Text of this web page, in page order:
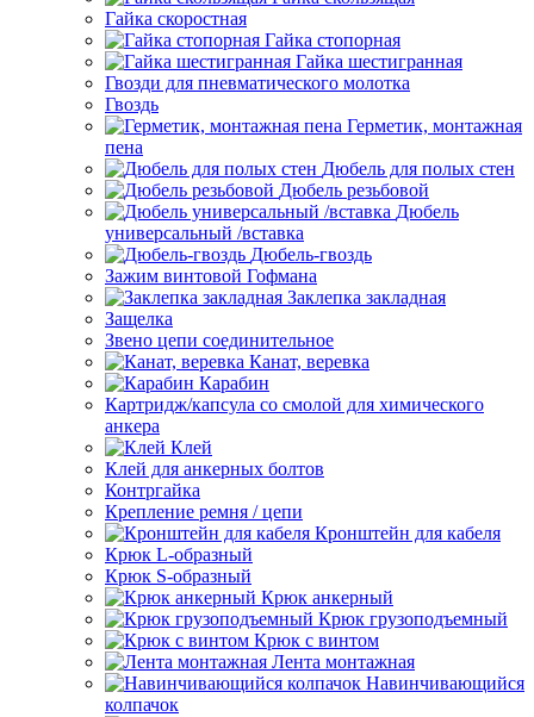
Гайка скоростная
Гайка стопорная
Гайка шестигранная
Гвозди для пневматического молотка
Гвоздь
Герметик, монтажная
пена
Дюбель для полых стен
Дюбель резьбовой
Дюбель
универсальный /вставка
Дюбель-гвоздь
Зажим винтовой Гофмана
Заклепка закладная
Защелка
Звено цепи соединительное
Канат, веревка
Карабин
Картридж/капсула со смолой для химического
анкера
Клей
Клей для анкерных болтов
Контргайка
Крепление ремня / цепи
Кронштейн для кабеля
Крюк L-образный
Крюк S-образный
Крюк анкерный
Крюк грузоподъемный
Крюк с винтом
Лента монтажная
Навинчивающийся
колпачок